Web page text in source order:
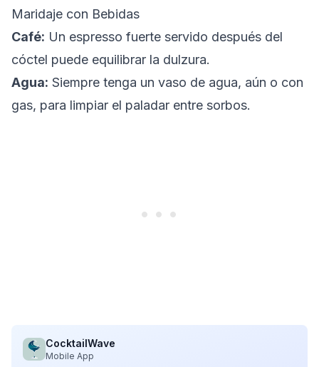
Maridaje con Bebidas
Café: Un espresso fuerte servido después del
cóctel puede equilibrar la dulzura.
Agua: Siempre tenga un vaso de agua, aún o con
gas, para limpiar el paladar entre sorbos.
CocktailWave
Mobile App